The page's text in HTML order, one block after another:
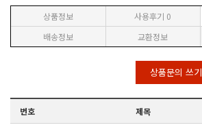
상품정보 사용후기 0
배송정보
교환정보
상품문의 쓰기
번호 제목